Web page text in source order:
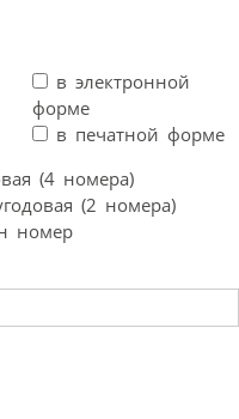
в электронной
форме
в печатной форме
(4 номера)
(2 номера)
номер